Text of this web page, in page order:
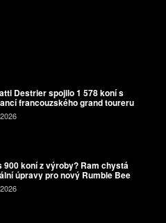
Destrier spojilo 1 578 koní s
francouzského grand toureru
900 koní z výroby? Ram chystá
úpravy pro nový Rumble Bee